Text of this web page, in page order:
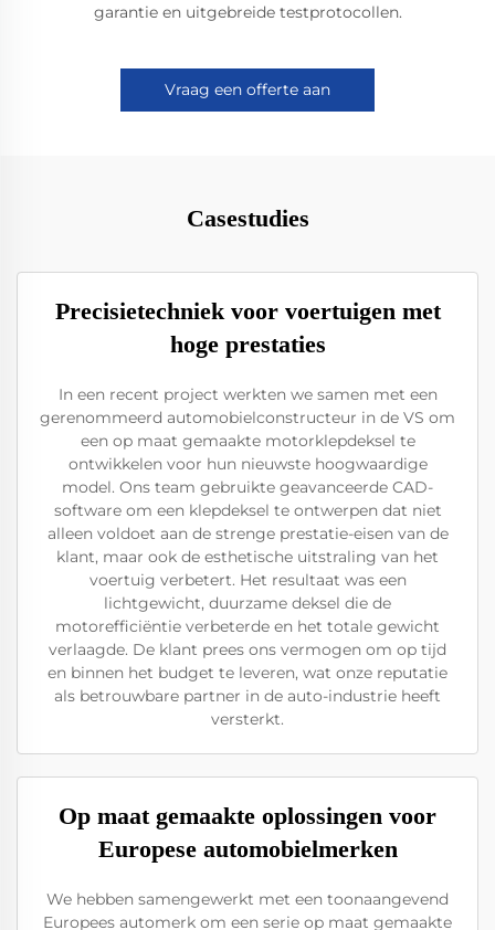
garantie en uitgebreide testprotocollen.
Vraag een offerte aan
Casestudies
Precisietechniek voor voertuigen met
hoge prestaties
In een recent project werkten we samen met een
gerenommeerd automobielconstructeur in de VS om
een op maat gemaakte motorklepdeksel te
ontwikkelen voor hun nieuwste hoogwaardige
model. Ons team gebruikte geavanceerde CAD-
software om een klepdeksel te ontwerpen dat niet
alleen voldoet aan de strenge prestatie-eisen van de
klant, maar ook de esthetische uitstraling van het
voertuig verbetert. Het resultaat was een
lichtgewicht, duurzame deksel die de
motorefficiëntie verbeterde en het totale gewicht
verlaagde. De klant prees ons vermogen om op tijd
en binnen het budget te leveren, wat onze reputatie
als betrouwbare partner in de auto-industrie heeft
versterkt.
Op maat gemaakte oplossingen voor
Europese automobielmerken
We hebben samengewerkt met een toonaangevend
Europees automerk om een serie op maat gemaakte